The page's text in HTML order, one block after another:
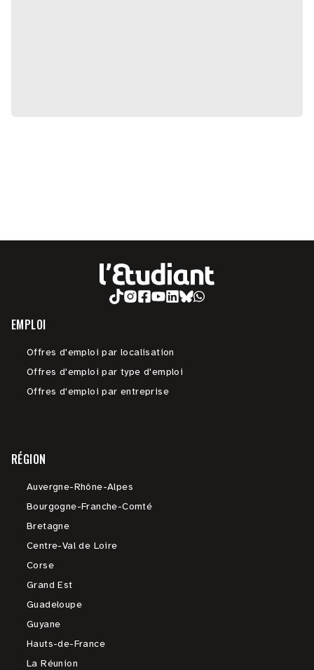
EMPLOI
Offres d'emploi par localisation
Offres d'emploi par type d'emploi
Offres d'emploi par entreprise
RÉGION
Auvergne-Rhône-Alpes
Bourgogne-Franche-Comté
Bretagne
Centre-Val de Loire
Corse
Grand Est
Guadeloupe
Guyane
Hauts-de-France
La Réunion